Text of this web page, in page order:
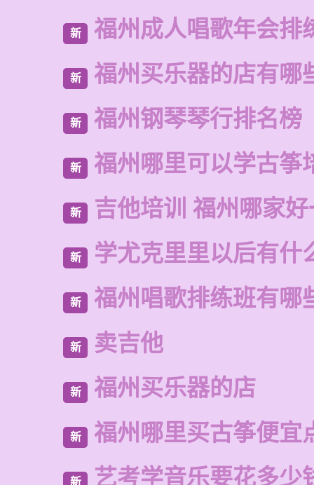
新 福州成人唱歌年会排
新 福州买乐器的店有哪
新 福州钢琴琴行排名榜
新 福州哪里可以学古筝
新 吉他培训 福州哪家
新 学尤克里里以后有什
新 福州唱歌排练班有哪
新 卖吉他
新 福州买乐器的店
新 福州哪里买古筝便宜
新 艺考学音乐要花多少